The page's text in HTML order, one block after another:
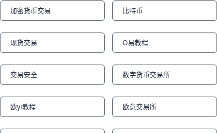
Notifications
加密货币交易 Notifications
比特币
Notifications
现货交易 Notifications
O易教程
Notifications
交易安全 Notifications
数字货币交易所
Notifications
欧yi教程 Notifications
欧意交易所